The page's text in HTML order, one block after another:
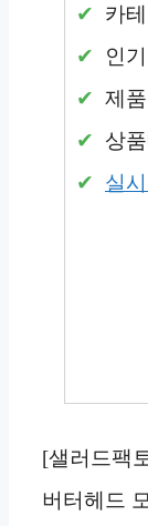
카
인
제
상
실
[샐러드팩
버터헤드